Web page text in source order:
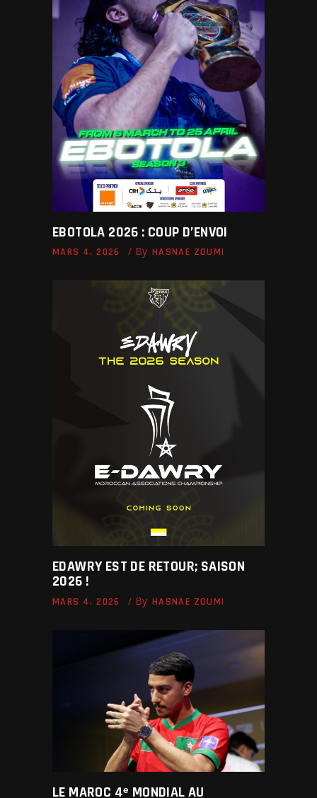
EBOTOLA 2026 : COUP D’ENVOI
MARS 4, 2026 By HASNAE ZOUMI
EDAWRY EST DE RETOUR; SAISON
2026 !
MARS 4, 2026 By HASNAE ZOUMI
LE MAROC 4ᵉ MONDIAL AU